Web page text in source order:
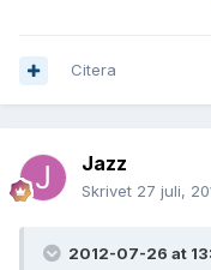
Citera
Jazz
Skrivet 27 juli,
2012-07-26 at